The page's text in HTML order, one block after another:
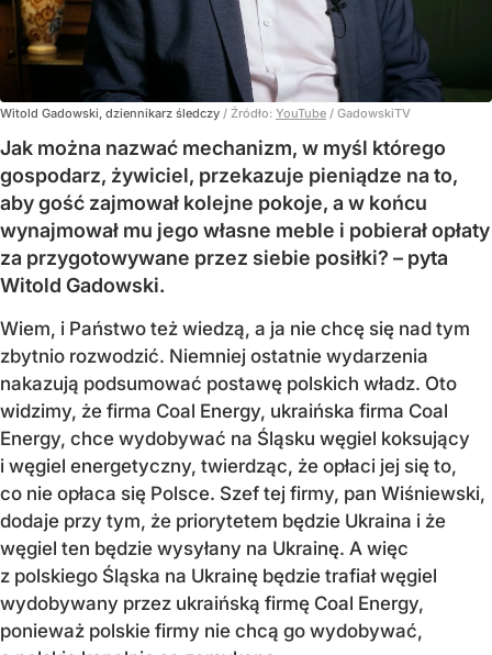
Witold Gadowski, dziennikarz śledczy / Źródło: YouTube / GadowskiTV
Jak można nazwać mechanizm, w myśl którego
gospodarz, żywiciel, przekazuje pieniądze na to,
aby gość zajmował kolejne pokoje, a w końcu
wynajmował mu jego własne meble i pobierał opłaty
za przygotowywane przez siebie posiłki? – pyta
Witold Gadowski.
Wiem, i Państwo też wiedzą, a ja nie chcę się nad tym
zbytnio rozwodzić. Niemniej ostatnie wydarzenia
nakazują podsumować postawę polskich władz. Oto
widzimy, że firma Coal Energy, ukraińska firma Coal
Energy, chce wydobywać na Śląsku węgiel koksujący
i węgiel energetyczny, twierdząc, że opłaci jej się to,
co nie opłaca się Polsce. Szef tej firmy, pan Wiśniewski,
dodaje przy tym, że priorytetem będzie Ukraina i że
węgiel ten będzie wysyłany na Ukrainę. A więc
z polskiego Śląska na Ukrainę będzie trafiał węgiel
wydobywany przez ukraińską firmę Coal Energy,
ponieważ polskie firmy nie chcą go wydobywać,